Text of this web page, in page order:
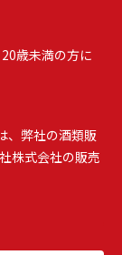
歳未満の方に
、弊社の酒類販
株式会社の販売